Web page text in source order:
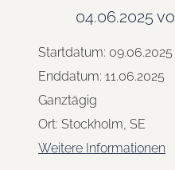
04.06.2025
Startdatum: 09.06.2025
Enddatum: 11.06.2025
Ganztägig
Ort: Stockholm, SE
Weitere Informationen